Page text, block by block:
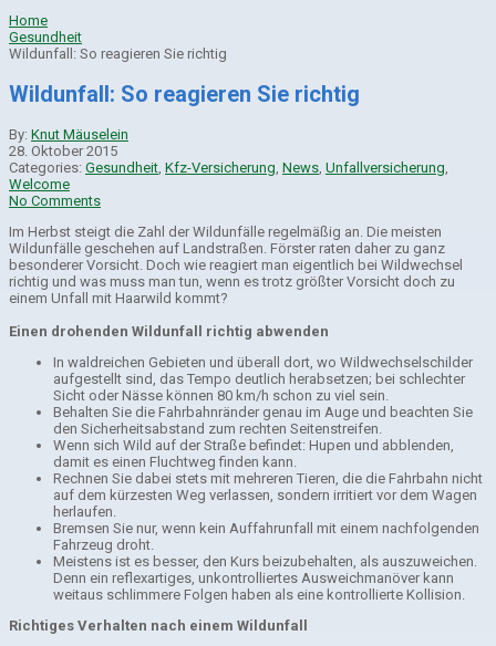
Home
Gesundheit
Wildunfall: So reagieren Sie richtig
Wildunfall: So reagieren Sie richtig
By: Knut Mäuselein
28. Oktober 2015
Categories: Gesundheit Kfz-Versicherung News Unfallversicherung
Welcome
No Comments
Im Herbst steigt die Zahl der Wildunfälle regelmäßig an. Die meisten
Wildunfälle geschehen auf Landstraßen. Förster raten daher zu ganz
besonderer Vorsicht. Doch wie reagiert man eigentlich bei Wildwechsel
richtig und was muss man tun, wenn es trotz größter Vorsicht doch zu
einem Unfall mit Haarwild kommt?
Einen drohenden Wildunfall richtig abwenden
In waldreichen Gebieten und überall dort, wo Wildwechselschilder
aufgestellt sind, das Tempo deutlich herabsetzen; bei schlechter
Sicht oder Nässe können 80 km/h schon zu viel sein.
Behalten Sie die Fahrbahnränder genau im Auge und beachten Sie
den Sicherheitsabstand zum rechten Seitenstreifen.
Wenn sich Wild auf der Straße befindet: Hupen und abblenden,
damit es einen Fluchtweg finden kann.
Rechnen Sie dabei stets mit mehreren Tieren, die die Fahrbahn nicht
auf dem kürzesten Weg verlassen, sondern irritiert vor dem Wagen
herlaufen.
Bremsen Sie nur, wenn kein Auffahrunfall mit einem nachfolgenden
Fahrzeug droht.
Meistens ist es besser, den Kurs beizubehalten, als auszuweichen.
Denn ein reflexartiges, unkontrolliertes Ausweichmanöver kann
weitaus schlimmere Folgen haben als eine kontrollierte Kollision.
Richtiges Verhalten nach einem Wildunfall